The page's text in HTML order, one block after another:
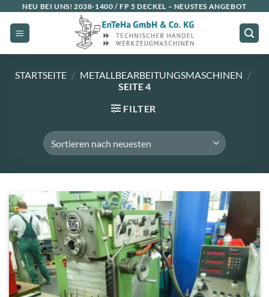
Inhalt
springen
NEU BEI UNS! 2038-1400 / FP 5 DECKEL – NEUSTES ANGEBOT
STARTSEITE / METALLBEARBEITUNGSMASCHINEN /
SEITE 4
FILTER